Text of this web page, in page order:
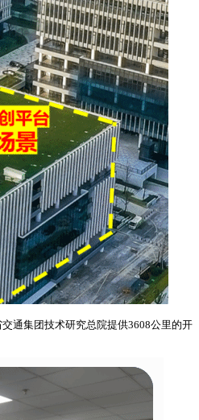
通集团技术研究总院提供3608公里的开